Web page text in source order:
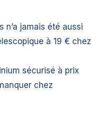
n’a jamais été aussi
à 19 € chez
sécurisé à prix
chez